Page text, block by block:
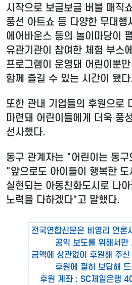
시작으로 보글보글 버블 매직
풍선 아트쇼 등 다양한 무대행
에어바운스 등의 놀이마당이
유관기관이 참여한 체험 부스
프로그램이 운영돼 어린이뿐
함께 즐길 수 있는 시간이 됐다.
또한 관내 기업들의 후원으로
마련돼 어린이들에게 더욱 풍
선사했다.
동구 관계자는 "어린이는 동
"앞으로도 아이들이 행복한 도
실현되는 아동친화도시로 나
노력을 다하겠다"고 말했다.
전국연합신문은 비영리 언론
공익 보도를 위해서만
금액에 상관없이 후원해 주
후원에 필히 보답해
후원 계좌 : SC제일은행